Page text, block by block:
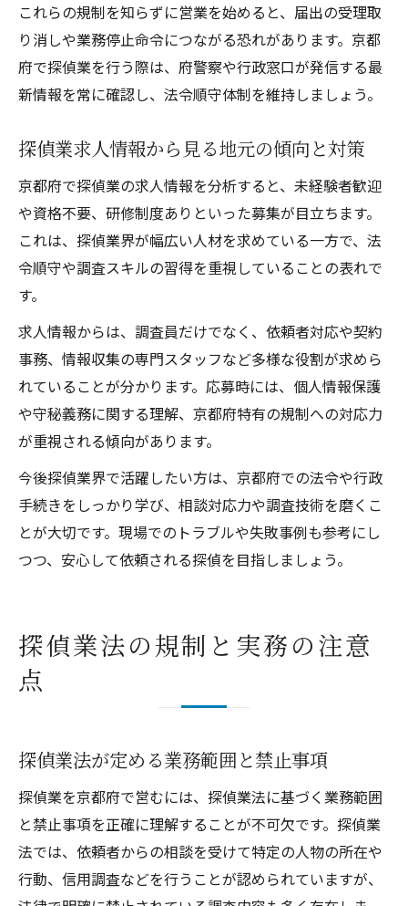
これらの規制を知らずに営業を始めると、届出の受理取
り消しや業務停止命令につながる恐れがあります。京都
府で探偵業を行う際は、府警察や行政窓口が発信する最
新情報を常に確認し、法令順守体制を維持しましょう。
探偵業求人情報から見る地元の傾向と対策
京都府で探偵業の求人情報を分析すると、未経験者歓迎
や資格不要、研修制度ありといった募集が目立ちます。
これは、探偵業界が幅広い人材を求めている一方で、法
令順守や調査スキルの習得を重視していることの表れで
す。
求人情報からは、調査員だけでなく、依頼者対応や契約
事務、情報収集の専門スタッフなど多様な役割が求めら
れていることが分かります。応募時には、個人情報保護
や守秘義務に関する理解、京都府特有の規制への対応力
が重視される傾向があります。
今後探偵業界で活躍したい方は、京都府での法令や行政
手続きをしっかり学び、相談対応力や調査技術を磨くこ
とが大切です。現場でのトラブルや失敗事例も参考にし
つつ、安心して依頼される探偵を目指しましょう。
探偵業法の規制と実務の注意
点
探偵業法が定める業務範囲と禁止事項
探偵業を京都府で営むには、探偵業法に基づく業務範囲
と禁止事項を正確に理解することが不可欠です。探偵業
法では、依頼者からの相談を受けて特定の人物の所在や
行動、信用調査などを行うことが認められていますが、